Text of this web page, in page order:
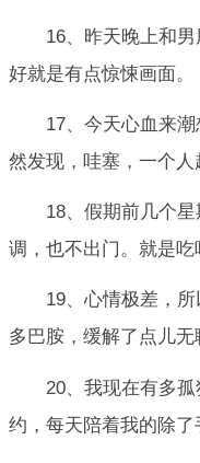
16、昨天晚上和
好就是有点惊悚画面。
17、今天心血来
然发现，哇塞，一个人
18、假期前几个
调，也不出门。就是吃
19、心情极差，
多巴胺，缓解了点儿无
20、我现在有多
约，每天陪着我的除了